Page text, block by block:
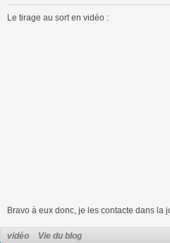
Le tirage au sort en vidéo :
Bravo à eux donc, je les contacte dans la
vidéo Vie du blog